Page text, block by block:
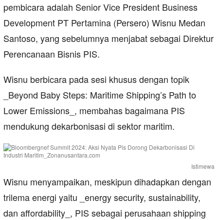
pembicara adalah Senior Vice President Business
Development PT Pertamina (Persero) Wisnu Medan
Santoso, yang sebelumnya menjabat sebagai Direktur
Perencanaan Bisnis PIS.
Wisnu berbicara pada sesi khusus dengan topik
_Beyond Baby Steps: Maritime Shipping’s Path to
Lower Emissions_, membahas bagaimana PIS
mendukung dekarbonisasi di sektor maritim.
Istimewa
Wisnu menyampaikan, meskipun dihadapkan dengan
trilema energi yaitu _energy security, sustainability,
dan affordability_, PIS sebagai perusahaan shipping